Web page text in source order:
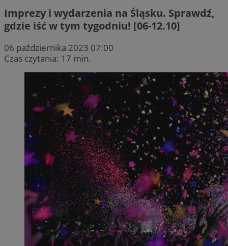
Imprezy i wydarzenia na Śląsku. Sprawdź,
gdzie iść w tym tygodniu! [06-12.10]
06 października 2023 07:00
Czas czytania: 17 min.